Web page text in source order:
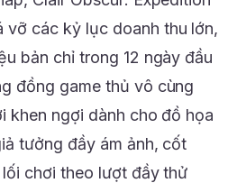
vỡ các kỷ lục doanh thu lớn,
bản chỉ trong 12 ngày đầu
đồng game thủ vô cùng
khen ngợi dành cho đồ họa
tưởng đầy ám ảnh, cốt
chơi theo lượt đầy thử